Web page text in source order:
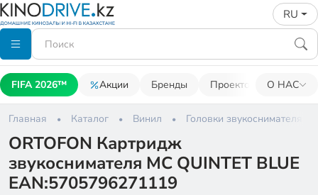
RU
FIFA 2026™ Акции Бренды Проекторы О НАС
Главная Каталог Винил Головки звукоснимателя
ORTOFON Картридж
звукоснимателя MC QUINTET BLUE
EAN:5705796271119